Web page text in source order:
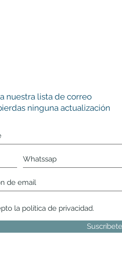
nuestra lista de correo
ninguna actualización
la política de privacidad.